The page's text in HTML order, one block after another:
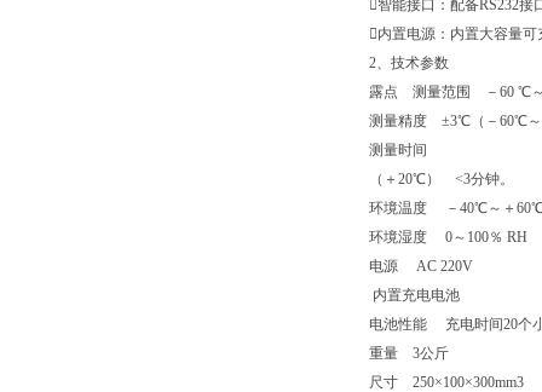
智能接口：配备RS232
内置电源：内置大容量
2、技术参数
露点 测量范围 －60 ℃
测量精度 ±3℃（－60℃
测量时间
（＋20℃） <3分钟。
环境温度 －40℃～＋
环境湿度 0～100％ RH
电源 AC 220V
内置充电电池
电池性能 充电时间20个
重量 3公斤
尺寸 250×100×300mm3